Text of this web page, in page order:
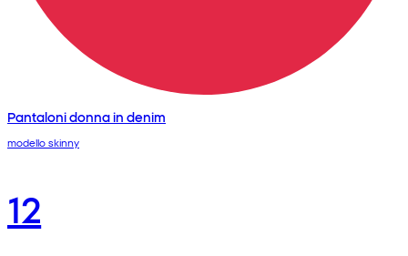
Pantaloni donna in denim
modello skinny
12